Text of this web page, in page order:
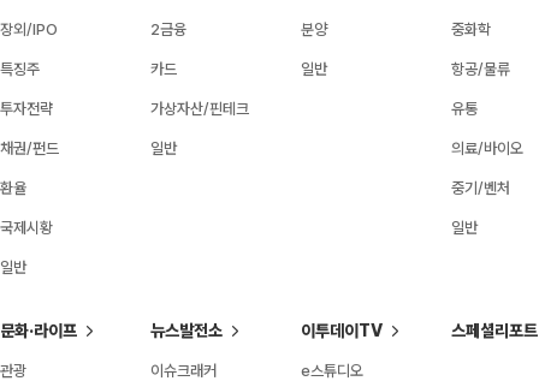
장외/IPO
특징주
투자전략
채권/펀드
환율
국제시황
일반
2금융
카드
가상자산/핀테크
일반
분양
일반
중화학
항공/물류
유통
의료/바이오
중기/벤처
일반
문화·라이프
관광
뉴스발전소
이슈크래커
이투데이TV
e스튜디오
스페셜리포트